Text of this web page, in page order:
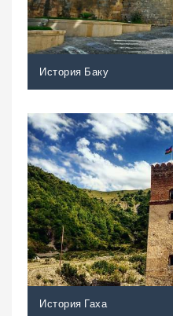
История Баку
История Гаха